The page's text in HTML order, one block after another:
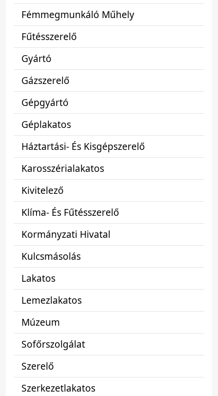
Fémmegmunkáló Műhely
Fűtésszerelő
Gyártó
Gázszerelő
Gépgyártó
Géplakatos
Háztartási- És Kisgépszerelő
Karosszérialakatos
Kivitelező
Klíma- És Fűtésszerelő
Kormányzati Hivatal
Kulcsmásolás
Lakatos
Lemezlakatos
Múzeum
Sofőrszolgálat
Szerelő
Szerkezetlakatos